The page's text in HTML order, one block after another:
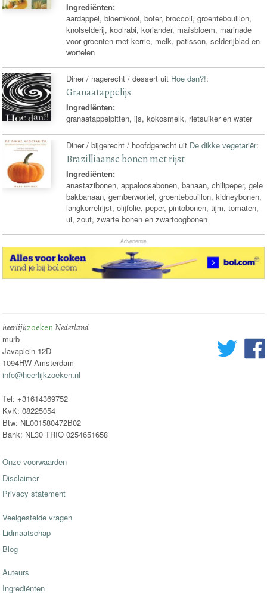
Ingrediënten:
aardappel, bloemkool, boter, broccoli, groentebouillon,
knolselderij, koolrabi, koriander, maïsbloem, marinade
voor groenten met kerrie, melk, patisson, selderijblad en
wortelen
Diner / nagerecht / dessert uit Hoe dan?!:
Granaatappelijs
Ingrediënten:
granaatappelpitten, ijs, kokosmelk, rietsuiker en water
Diner / bijgerecht / hoofdgerecht uit De dikke vegetariër:
Brazilliaanse bonen met rijst
Ingrediënten:
anastazibonen, appaloosabonen, banaan, chilipeper, gele
bakbanaan, gemberwortel, groentebouillon, kidneybonen,
langkorrelrijst, olijfolie, peper, pintobonen, tijm, tomaten,
ui, zout, zwarte bonen en zwartoogbonen
Advertentie
heerlijkzoekenNederland
murb
Javaplein 12D
1094HW Amsterdam
info@heerlijkzoeken.nl
Tel: +31614369752
KvK: 08225054
Btw: NL001580472B02
Bank: NL30 TRIO 0254651658
Onze voorwaarden
Disclaimer
Privacy statement
Veelgestelde vragen
Lidmaatschap
Blog
Auteurs
Ingrediënten